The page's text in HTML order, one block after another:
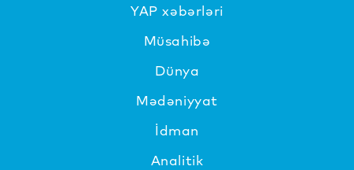
YAP xəbərləri
Müsahibə
Dünya
Mədəniyyat
İdman
Analitik